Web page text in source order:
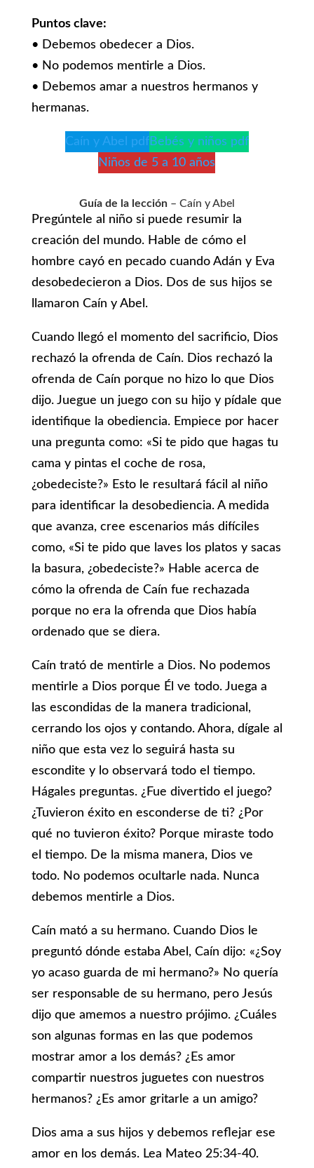
Puntos clave:
• Debemos obedecer a Dios.
• No podemos mentirle a Dios.
• Debemos amar a nuestros hermanos y
hermanas.
Caín y Abel pdfBebés y niños pdf
Niños de 5 a 10 años
Guía de la lección– Caín y Abel
Pregúntele al niño si puede resumir la
creación del mundo. Hable de cómo el
hombre cayó en pecado cuando Adán y Eva
desobedecieron a Dios. Dos de sus hijos se
llamaron Caín y Abel.
Cuando llegó el momento del sacrificio, Dios
rechazó la ofrenda de Caín. Dios rechazó la
ofrenda de Caín porque no hizo lo que Dios
dijo. Juegue un juego con su hijo y pídale que
identifique la obediencia. Empiece por hacer
una pregunta como: «Si te pido que hagas tu
cama y pintas el coche de rosa,
¿obedeciste?» Esto le resultará fácil al niño
para identificar la desobediencia. A medida
que avanza, cree escenarios más difíciles
como, «Si te pido que laves los platos y sacas
la basura, ¿obedeciste?» Hable acerca de
cómo la ofrenda de Caín fue rechazada
porque no era la ofrenda que Dios había
ordenado que se diera.
Caín trató de mentirle a Dios. No podemos
mentirle a Dios porque Él ve todo. Juega a
las escondidas de la manera tradicional,
cerrando los ojos y contando. Ahora, dígale al
niño que esta vez lo seguirá hasta su
escondite y lo observará todo el tiempo.
Hágales preguntas. ¿Fue divertido el juego?
¿Tuvieron éxito en esconderse de ti? ¿Por
qué no tuvieron éxito? Porque miraste todo
el tiempo. De la misma manera, Dios ve
todo. No podemos ocultarle nada. Nunca
debemos mentirle a Dios.
Caín mató a su hermano. Cuando Dios le
preguntó dónde estaba Abel, Caín dijo: «¿Soy
yo acaso guarda de mi hermano?» No quería
ser responsable de su hermano, pero Jesús
dijo que amemos a nuestro prójimo. ¿Cuáles
son algunas formas en las que podemos
mostrar amor a los demás? ¿Es amor
compartir nuestros juguetes con nuestros
hermanos? ¿Es amor gritarle a un amigo?
Dios ama a sus hijos y debemos reflejar ese
amor en los demás. Lea Mateo 25:34-40.